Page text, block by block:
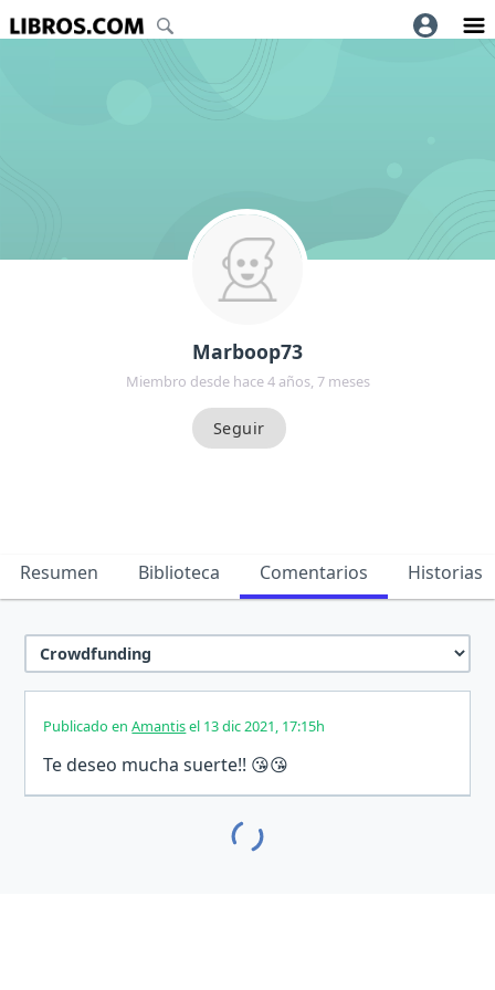
Marboop73
Miembro desde hace 4 años, 7 meses
Resumen Biblioteca Comentarios Historias
Publicado enAmantisel 13 dic 2021, 17:15h
Te deseo mucha suerte!! 😘😘